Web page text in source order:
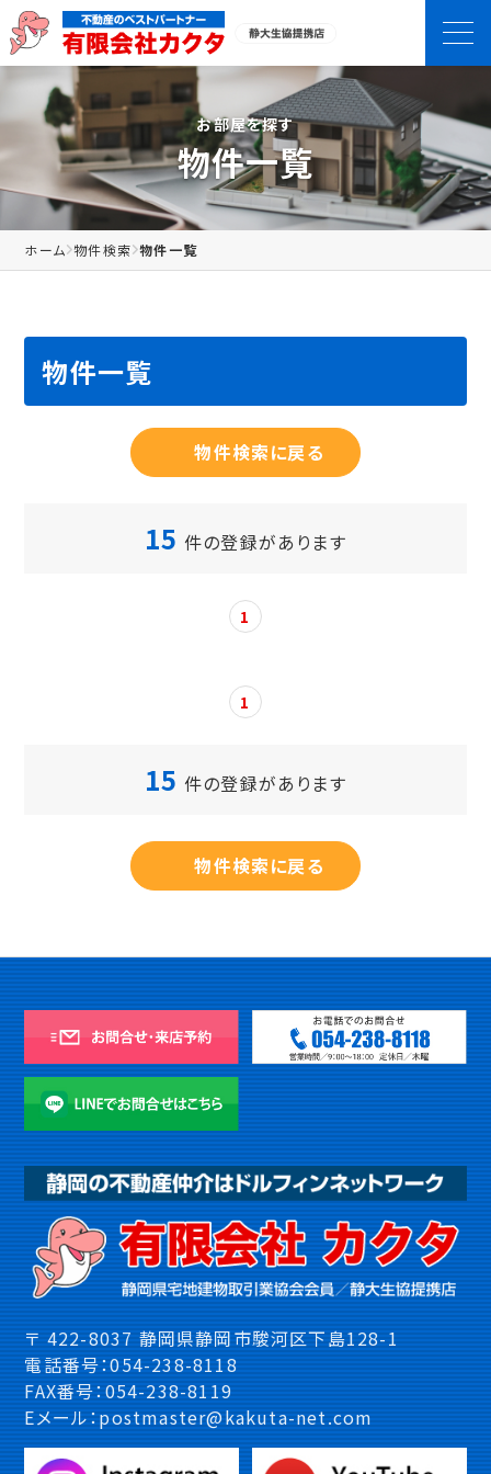
お部屋を探す
物件一覧
ホーム 物件検索 物件一覧
物件一覧
物件検索に戻る
15 件の登録があります
1
1
15 件の登録があります
物件検索に戻る
〒 422-8037 静岡県静岡市駿河区下島128-1
電話番号：054-238-8118
FAX番号：054-238-8119
Eメール：postmaster@kakuta-net.com